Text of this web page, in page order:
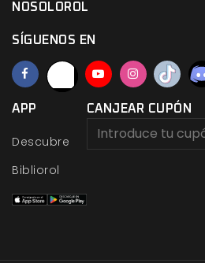
NOSOLOROL
SÍGUENOS EN
APP
Descubre
Bibliorol
CANJEAR CUPÓN